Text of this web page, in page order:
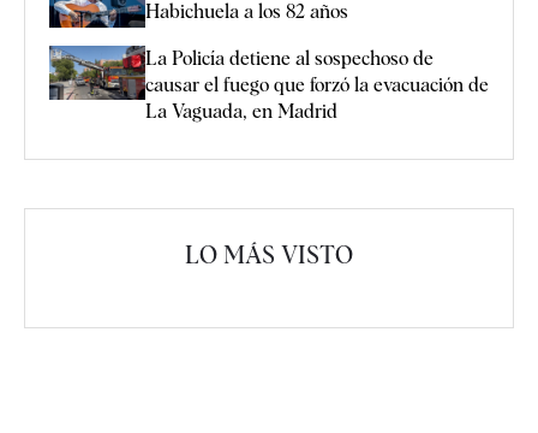
Habichuela a los 82 años
La Policía detiene al sospechoso de
causar el fuego que forzó la evacuación de
La Vaguada, en Madrid
LO MÁS VISTO